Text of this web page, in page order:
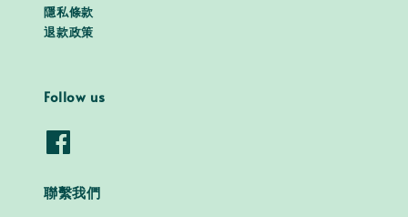
隱私條款
退款政策
Follow us
聯繫我們